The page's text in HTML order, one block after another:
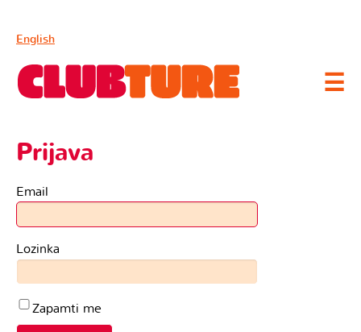
English
☰
Prijava
Email
Lozinka
Zapamti me